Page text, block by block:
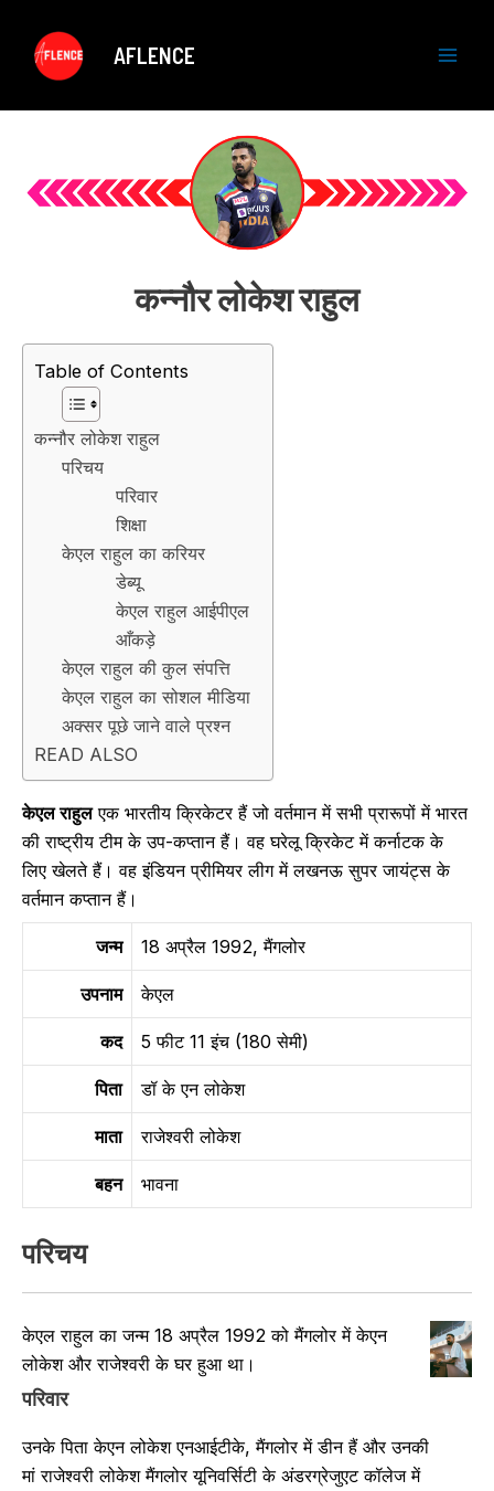
content
AFLENCE
i
कन्नौर लोकेश राहुल
Table of Contents
कन्नौर लोकेश राहुल
परिचय
परिवार
शिक्षा
केएल राहुल का करियर
डेब्यू
केएल राहुल आईपीएल
आँकड़े
केएल राहुल की कुल संपत्ति
केएल राहुल का सोशल मीडिया
अक्सर पूछे जाने वाले प्रश्न
READ ALSO
केएल राहुलएक भारतीय क्रिकेटर हैं जो वर्तमान में सभी प्रारूपों में भारत
की राष्ट्रीय टीम के उप-कप्तान हैं। वह घरेलू क्रिकेट में कर्नाटक के
लिए खेलते हैं। वह इंडियन प्रीमियर लीग में लखनऊ सुपर जायंट्स के
वर्तमान कप्तान हैं।
जन्म 18 अप्रैल 1992, मैंगलोर
उपनाम केएल
कद 5 फीट 11 इंच (180 सेमी)
पिता डॉ के एन लोकेश
माता राजेश्वरी लोकेश
बहन भावना
परिचय
केएल राहुल का जन्म 18 अप्रैल 1992 को मैंगलोर में केएन
लोकेश और राजेश्वरी के घर हुआ था।
परिवार
उनके पिता केएन लोकेश एनआईटीके, मैंगलोर में डीन हैं और उनकी
मां राजेश्वरी लोकेश मैंगलोर यूनिवर्सिटी के अंडरग्रेजुएट कॉलेज में